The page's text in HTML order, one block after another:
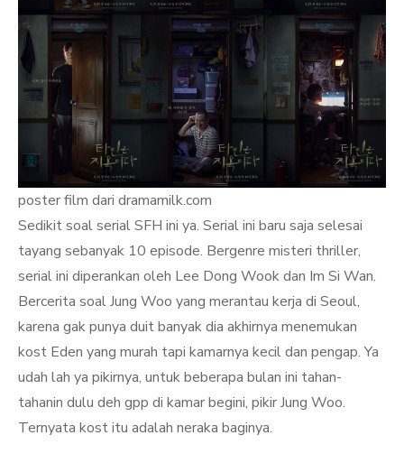
poster film dari dramamilk.com
Sedikit soal serial SFH ini ya. Serial ini baru saja selesai
tayang sebanyak 10 episode. Bergenre misteri thriller,
serial ini diperankan oleh Lee Dong Wook dan Im Si Wan.
Bercerita soal Jung Woo yang merantau kerja di Seoul,
karena gak punya duit banyak dia akhirnya menemukan
kost Eden yang murah tapi kamarnya kecil dan pengap. Ya
udah lah ya pikirnya, untuk beberapa bulan ini tahan-
tahanin dulu deh gpp di kamar begini, pikir Jung Woo.
Ternyata kost itu adalah neraka baginya.